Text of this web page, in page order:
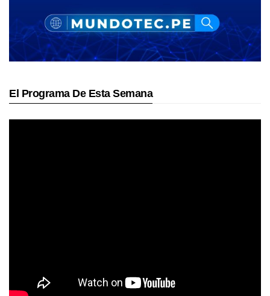
El Programa De Esta Semana